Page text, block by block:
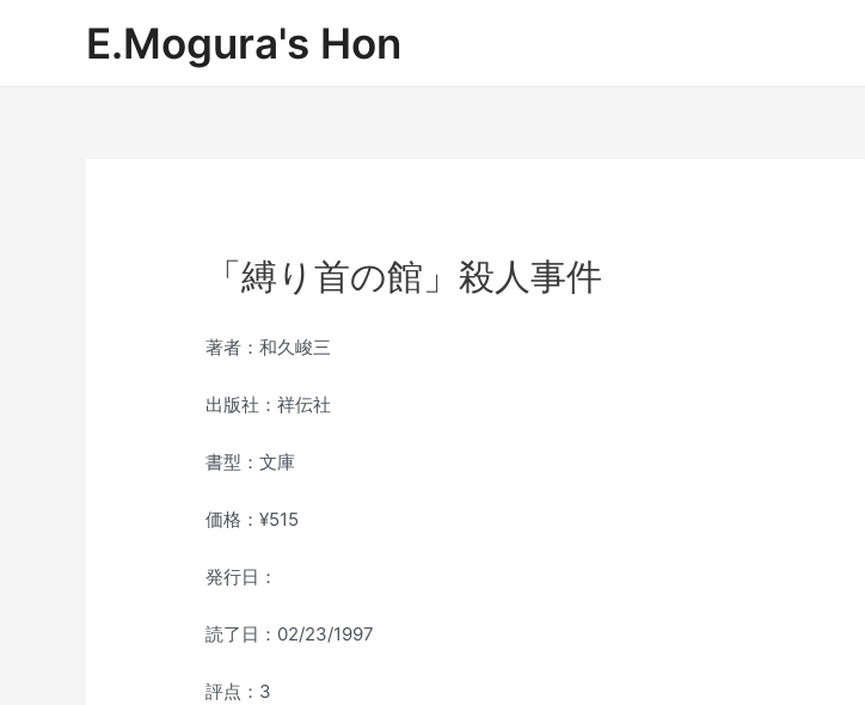
E.Mogura's Hon
「縛り首の館」殺人事件
著者：和久峻三
出版社：祥伝社
書型：文庫
価格：¥515
発行日：
読了日：02/23/1997
評点：3